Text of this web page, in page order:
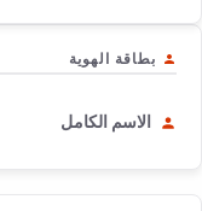
بطاقة الهوية
الاسم الكامل